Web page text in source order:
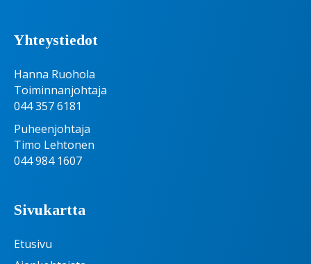
Yhteystiedot
Hanna Ruohola
Toiminnanjohtaja
044 357 6181
Puheenjohtaja
Timo Lehtonen
044 984 1607
Sivukartta
Etusivu